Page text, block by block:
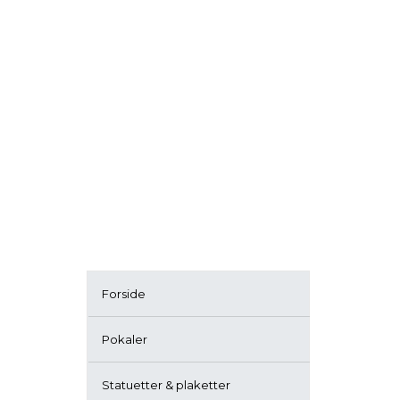
Forside
Pokaler
Statuetter & plaketter